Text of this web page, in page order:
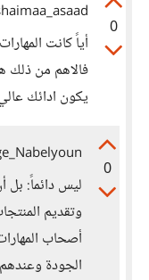
0
أياََ كانت
فالاهم من ذلك
يكون ادائك
0
ليس دائماً: بل
وتقديم
أصحاب
الجودة